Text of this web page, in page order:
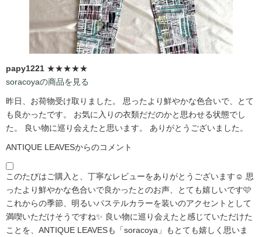
papy1221 ★★★★★
soracoyaの商品を見る
昨日、お荷物受け取りました。 思ったより鮮やかな色合いで、とて
も良かったです。 お気に入りの衣類だだのかと思わせる状態でし
た。 良い物に巡り会えたと思います。 ありがとうございました。
ANTIQUE LEAVESからのコメント
このたびはご購入と、丁寧なレビューをありがとうございます☺️ 思
ったより鮮やかな色合いで良かったとのお声、とても嬉しいです🩷
これからの季節、明るいパステルカラーを装いのアクセントとして
満喫いただけそうですね✨ 良い物に巡り会えたと感じていただけた
ことを、ANTIQUE LEAVESも「soracoya」もとても嬉しく思いま